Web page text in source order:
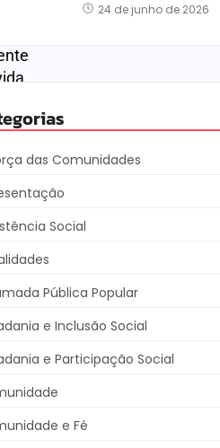
em
e
24 de junho de 2026
das Comunidades
Social
Pública Popular
e Inclusão Social
e Participação Social
e Fé